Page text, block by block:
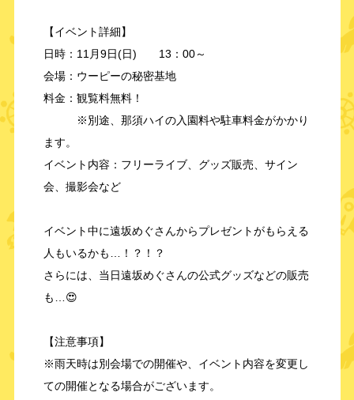
【イベント詳細】
日時：11月9日(日) 13：00～
会場：ウーピーの秘密基地
料金：観覧料無料！
※別途、那須ハイの入園料や駐車料金がかかり
ます。
イベント内容：フリーライブ、グッズ販売、サイン
会、 撮影会など
イベント中に遠坂めぐさんからプレゼントがもらえる
人もいるかも…！？！？
さらには、当日遠坂めぐさんの公式グッズなどの販売
も…😍
【注意事項】
※雨天時は別会場での開催や、イベント内容を変更し
ての開催となる場合がございます。